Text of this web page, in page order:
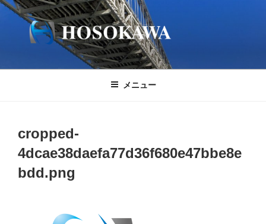
コ
メニュー
cropped-
4dcae38daefa77d36f680e47bbe8e
bdd.png